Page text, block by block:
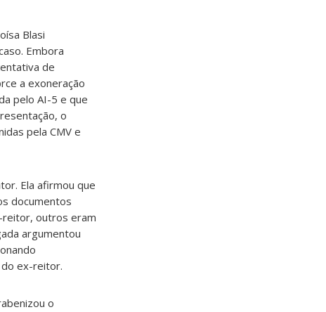
Blasi
Embora
de
a exoneração
pelo AI-5 e que
o
pela CMV e
Ela afirmou que
documentos
reitor, outros eram
argumentou
ex-reitor.
o